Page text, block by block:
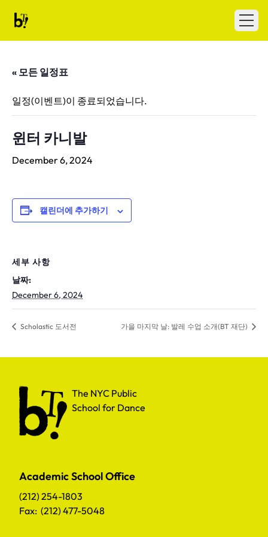
Ballet Tech
« 모든 일정표
일정(이벤트)이 종료되었습니다.
윈터 카니발
December 6, 2024
캘린더에 추가하기
세부 사항
날짜:
December 6, 2024
Scholastic 도서전 가을 마지막 날: 발레 수업 소개(BT 재단)
The NYC Public School for Dance
The NYC Public
School for Dance
Academic School Office
(212) 254-1803
Fax: (212) 477-5048